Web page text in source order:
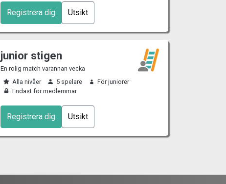
Registrera dig Utsikt
junior stigen
En rolig match varannan vecka
Alla nivåer
5 spelare
För juniorer
Endast för medlemmar
Registrera dig Utsikt